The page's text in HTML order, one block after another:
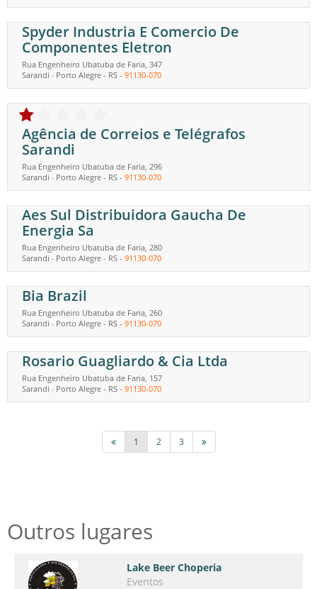
Spyder Industria E Comercio De
Componentes Eletron
Rua Engenheiro Ubatuba de Faria, 347
Sarandi - Porto Alegre - RS - 91130-070
Agência de Correios e Telégrafos
Sarandi
Rua Engenheiro Ubatuba de Faria, 296
Sarandi - Porto Alegre - RS - 91130-070
Aes Sul Distribuidora Gaucha De
Energia Sa
Rua Engenheiro Ubatuba de Faria, 280
Sarandi - Porto Alegre - RS - 91130-070
Bia Brazil
Rua Engenheiro Ubatuba de Faria, 260
Sarandi - Porto Alegre - RS - 91130-070
Rosario Guagliardo & Cia Ltda
Rua Engenheiro Ubatuba de Faria, 157
Sarandi - Porto Alegre - RS - 91130-070
1 2 3
Outros lugares
Lake Beer Choperia
Eventos